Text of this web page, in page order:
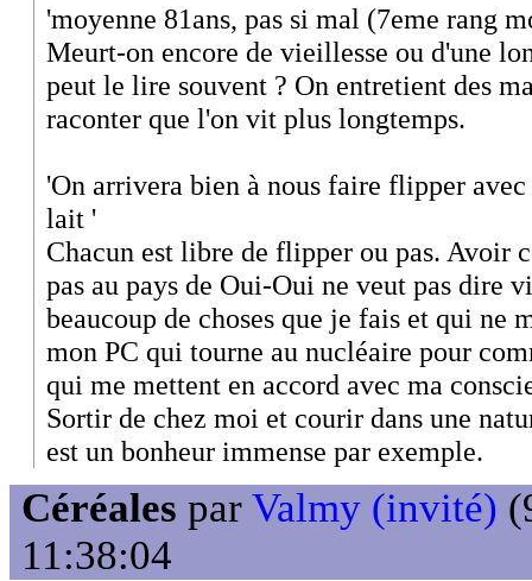
'moyenne 81ans, pas si mal (7eme rang
Meurt-on encore de vieillesse ou d'une
peut le lire souvent ? On entretient des
raconter que l'on vit plus longtemps.
'On arrivera bien à nous faire flipper
lait '
Chacun est libre de flipper ou pas. Avoir
pas au pays de Oui-Oui ne veut pas dire
beaucoup de choses que je fais et qui ne
mon PC qui tourne au nucléaire pour
qui me mettent en accord avec ma
Sortir de chez moi et courir dans une
est un bonheur immense par exemple.
Céréales par Valmy (invité)
11:38:04